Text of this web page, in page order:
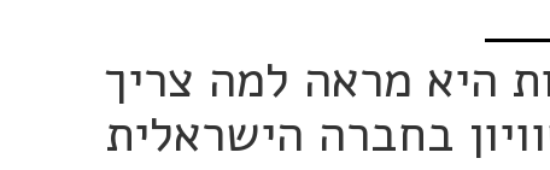
היא מראה למה צריך
בחברה הישראלית